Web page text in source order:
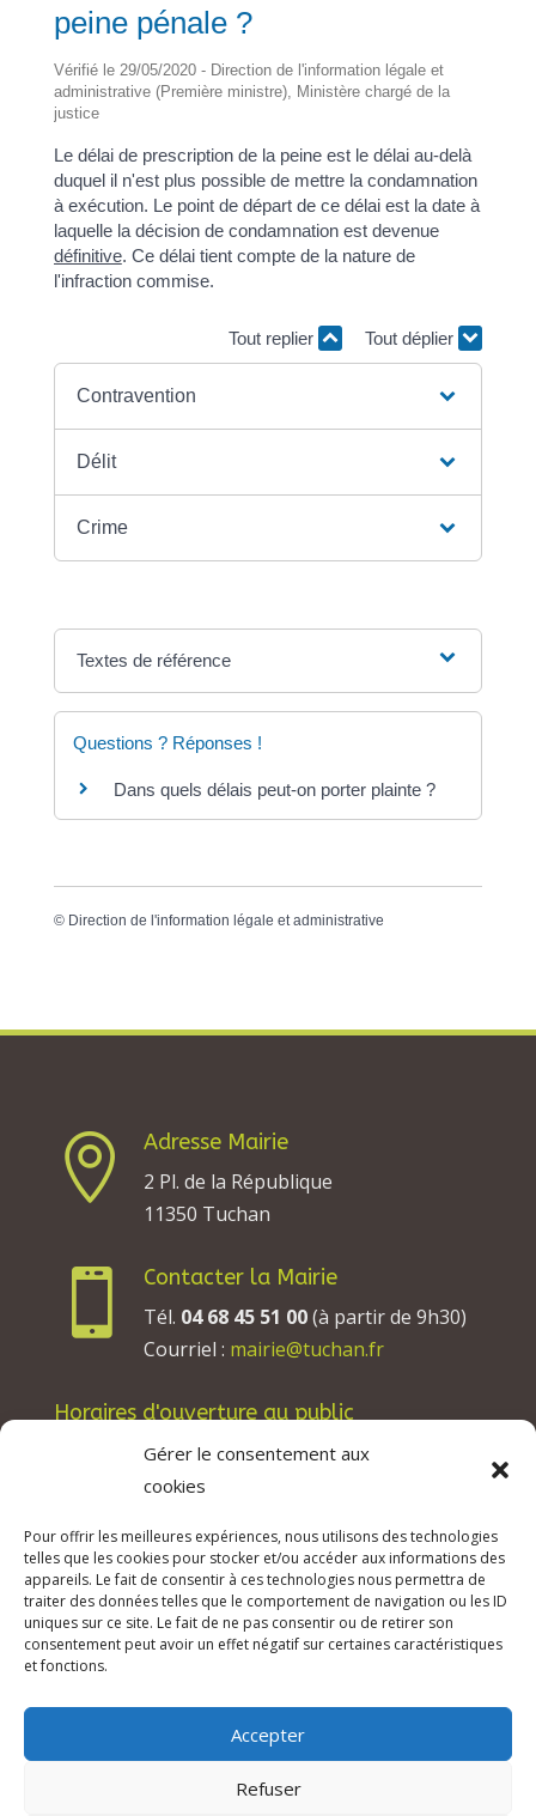
Gérer le consentement aux
cookies
Pour offrir les meilleures expériences, nous utilisons des technologies
telles que les cookies pour stocker et/ou accéder aux informations des
appareils. Le fait de consentir à ces technologies nous permettra de
traiter des données telles que le comportement de navigation ou les ID
uniques sur ce site. Le fait de ne pas consentir ou de retirer son
consentement peut avoir un effet négatif sur certaines caractéristiques
et fonctions.
Accepter
Refuser
peine pénale ?
Vérifié le 29/05/2020 - Direction de l'information légale et
administrative (Première ministre), Ministère chargé de la
justice
Le délai de prescription de la peine est le délai au-delà
duquel il n'est plus possible de mettre la condamnation
à exécution. Le point de départ de ce délai est la date à
laquelle la décision de condamnation est devenue
définitive. Ce délai tient compte de la nature de
l'infraction commise.
Tout replier Tout déplier
Contravention
Délit
Crime
Textes de référence
Questions ? Réponses !
Dans quels délais peut-on porter plainte ?
© Direction de l'information légale et administrative

Adresse Mairie
2 Pl. de la République
11350 Tuchan

Contacter la Mairie
Tél. 04 68 45 51 00(à partir de 9h30)
Courriel : mairie@tuchan.fr
Horaires d'ouverture au public
Les lundis, mardis et jeudis : de 8h à 12h et de
13h30 à 17h30.
Les vendredis : de 8h à 12h.
© 2026 Mairie de Tuchan | Site Internet réalisé
Mentions légales & Crédits–RGPD Protection
des données